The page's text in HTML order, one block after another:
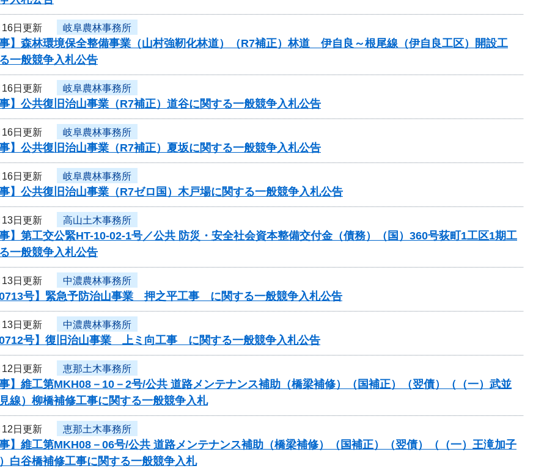
日更新 岐阜農林事務所
事】森林環境保全整備事業（山村強靭化林道）（R7補正）林道 伊自良～根尾線（伊自良工区）開設工
一般競争入札公告
日更新 岐阜農林事務所
事】公共復旧治山事業（R7補正）道谷に関する一般競争入札公告
日更新 岐阜農林事務所
事】公共復旧治山事業（R7補正）夏坂に関する一般競争入札公告
日更新 岐阜農林事務所
事】公共復旧治山事業（R7ゼロ国）木戸場に関する一般競争入札公告
日更新 高山土木事務所
事】第工交公緊HT-10-02-1号／公共 防災・安全社会資本整備交付金（債務）（国）360号荻町1工区1期工
一般競争入札公告
日更新 中濃農林事務所
0713号】緊急予防治山事業 押之平工事 に関する一般競争入札公告
日更新 中濃農林事務所
0712号】復旧治山事業 上ミ向工事 に関する一般競争入札公告
日更新 恵那土木事務所
事】維工第MKH08－10－2号/公共 道路メンテナンス補助（橋梁補修）（国補正）（翌債）（（一）武並
線）柳橋補修工事に関する一般競争入札
日更新 恵那土木事務所
事】維工第MKH08－06号/公共 道路メンテナンス補助（橋梁補修）（国補正）（翌債）（（一）王滝加子
白谷橋補修工事に関する一般競争入札